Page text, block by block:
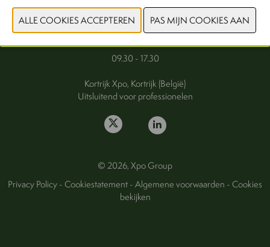
Woensdag 30 september 2026
Donderdag 1 oktober 2026
09.30 - 17.30
Kortrijk Xpo, Kortrijk (België)
Uitsluitend voor professionelen
© 2026, Xpo Group
Privacy Policy-Cookiestatement-Algemene voorwaarden -Cookies
bekijken